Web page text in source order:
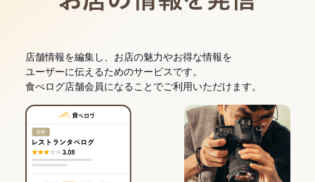
店舗情報を編集し、お店の魅力やお得な情報を
ユーザーに伝えるためのサービスです。
食べログ店舗会員になることでご利用いただけます。